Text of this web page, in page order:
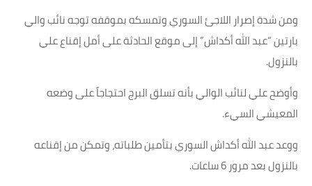
ومن شدة إصرار اللاجئ السوري وتمسكه بموقفه توجه نائب والي
بارتين “عبد الله أكداش” إلى موقع الحادثة على أمل إقناع علي
بالنزول.
وأوضح علي لنائب الوالي بأنه تسلق البرج احتجاجاً على وضعه
المعيشي السيء.
ووعد عبد الله أكداش السوري بتأمين طلباته، وتمكن من إقناعه
بالنزول بعد مرور 6 ساعات.